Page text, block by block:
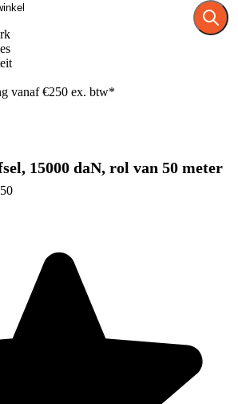
vanaf €250 ex. btw*
15000 daN, rol van 50 meter